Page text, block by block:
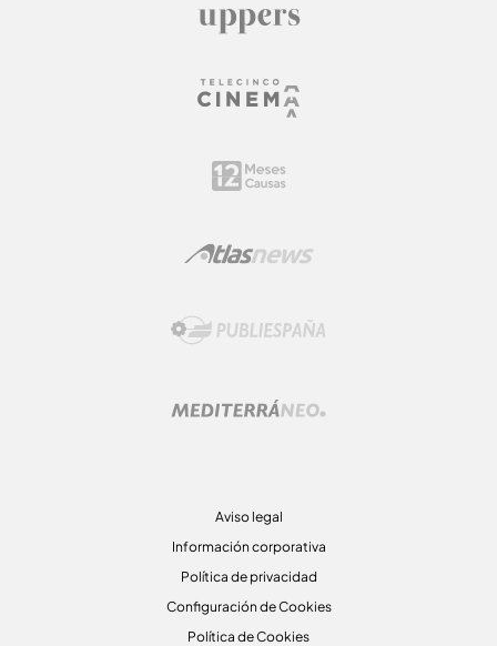
Aviso legal
Información corporativa
Política de privacidad
Configuración de Cookies
Política de Cookies